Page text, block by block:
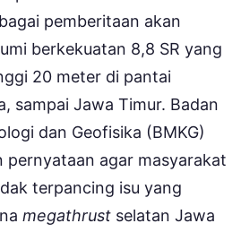
pemberitaan akan
berkekuatan 8,8 SR yang
20 meter di pantai
sampai Jawa Timur. Badan
dan Geofisika (BMKG)
pernyataan agar masyarakat
terpancing isu yang
megathrust selatan Jawa